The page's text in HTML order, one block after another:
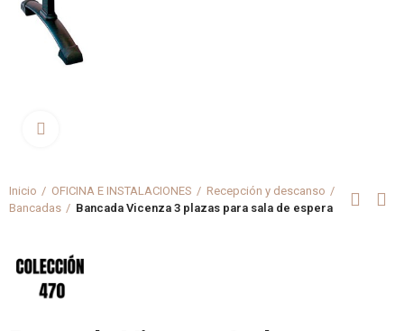
Inicio OFICINA E INSTALACIONES
Recepción y descanso
Bancadas
Bancada Vicenza 3 plazas para sala de espera